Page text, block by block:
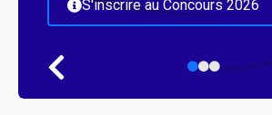
S'inscrire au Concours 2026